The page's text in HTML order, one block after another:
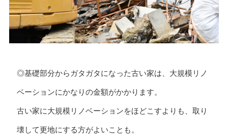
◎基礎部分からガタガタになった古い家は、大規模リノ
ベーションにかなりの金額がかかります。
古い家に大規模リノベーションをほどこすよりも、取り
壊して更地にする方がよいことも。